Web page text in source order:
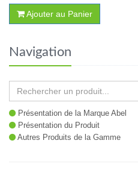
Ajouter au Panier
Navigation
Présentation de la Marque Abel
Présentation du Produit
Autres Produits de la Gamme